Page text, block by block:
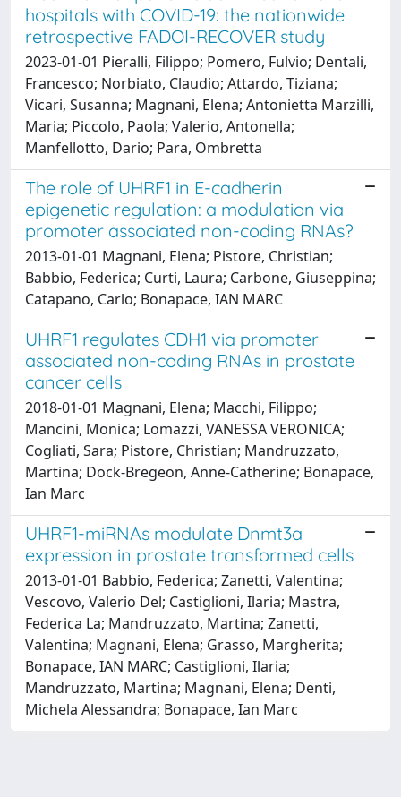
hospitals with COVID-19: the nationwide
retrospective FADOI-RECOVER study
2023-01-01 Pieralli, Filippo; Pomero, Fulvio; Dentali,
Francesco; Norbiato, Claudio; Attardo, Tiziana;
Vicari, Susanna; Magnani, Elena; Antonietta Marzilli,
Maria; Piccolo, Paola; Valerio, Antonella;
Manfellotto, Dario; Para, Ombretta
The role of UHRF1 in E-cadherin
epigenetic regulation: a modulation via
promoter associated non-coding RNAs?
2013-01-01 Magnani, Elena; Pistore, Christian;
Babbio, Federica; Curti, Laura; Carbone, Giuseppina;
Catapano, Carlo; Bonapace, IAN MARC
UHRF1 regulates CDH1 via promoter
associated non-coding RNAs in prostate
cancer cells
2018-01-01 Magnani, Elena; Macchi, Filippo;
Mancini, Monica; Lomazzi, VANESSA VERONICA;
Cogliati, Sara; Pistore, Christian; Mandruzzato,
Martina; Dock-Bregeon, Anne-Catherine; Bonapace,
Ian Marc
UHRF1-miRNAs modulate Dnmt3a
expression in prostate transformed cells
2013-01-01 Babbio, Federica; Zanetti, Valentina;
Vescovo, Valerio Del; Castiglioni, Ilaria; Mastra,
Federica La; Mandruzzato, Martina; Zanetti,
Valentina; Magnani, Elena; Grasso, Margherita;
Bonapace, IAN MARC; Castiglioni, Ilaria;
Mandruzzato, Martina; Magnani, Elena; Denti,
Michela Alessandra; Bonapace, Ian Marc